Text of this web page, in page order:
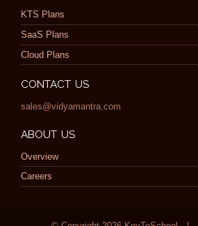
KTS Plans
SaaS Plans
Cloud Plans
CONTACT US
sales@vidyamantra.com
ABOUT US
Overview
Careers